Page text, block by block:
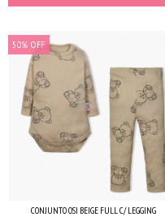
50% OFF
CONJUNTO OSI BEIGE FULL C/ LEGGING